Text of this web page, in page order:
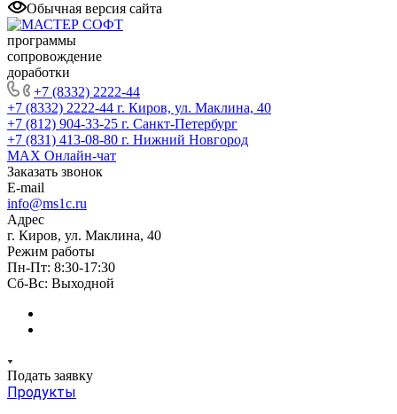
Обычная версия сайта
программы
сопровождение
доработки
+7 (8332) 2222-44
+7 (8332) 2222-44 г. Киров, ул. Маклина, 40
+7 (812) 904-33-25 г. Санкт-Петербург
+7 (831) 413-08-80 г. Нижний Новгород
MAX Онлайн-чат
Заказать звонок
E-mail
info@ms1c.ru
Адрес
г. Киров, ул. Маклина, 40
Режим работы
Пн-Пт: 8:30-17:30
Cб-Вс: Выходной
Подать заявку
Продукты